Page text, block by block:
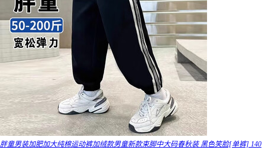
胖童男装加肥加大纯棉运动裤加绒款男童新款束脚中大码春秋装 黑色笑脸[单裤] 140